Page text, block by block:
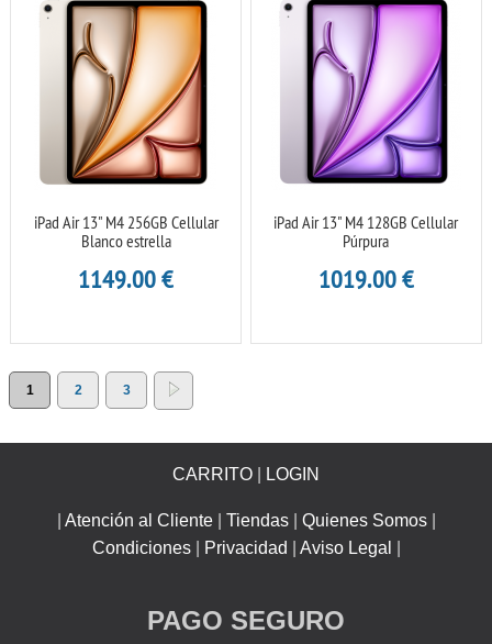
iPad Air 13" M4 256GB Cellular
Blanco estrella
1149.00€
iPad Air 13" M4 128GB Cellular
Púrpura
1019.00€
1 2 3
CARRITO LOGIN
Atención al Cliente Tiendas Quienes Somos
Condiciones
Privacidad Aviso Legal
PAGO SEGURO